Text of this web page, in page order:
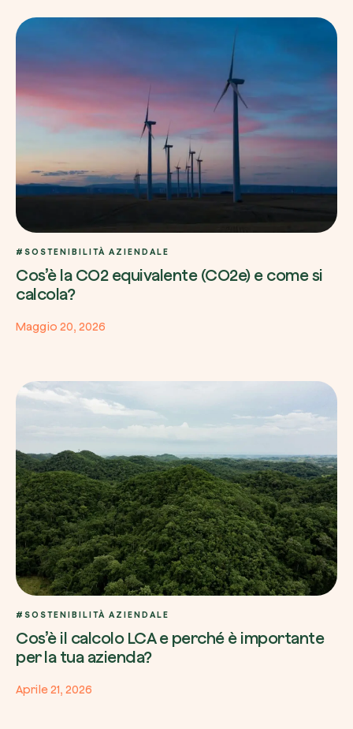
#SOSTENIBILITÀ AZIENDALE
Cos’è la CO2 equivalente (CO2e) e come si
calcola?
Maggio 20, 2026
#SOSTENIBILITÀ AZIENDALE
Cos’è il calcolo LCA e perché è importante
per la tua azienda?
Aprile 21, 2026
Esplora la mappa
Guarda i tuoi alberi crescere dallo spazio
tecnologia satellitare.
Inizia a esplorare
Riscatta un albero
Inserisci il tuo codice per riscattare un
Usa il codice